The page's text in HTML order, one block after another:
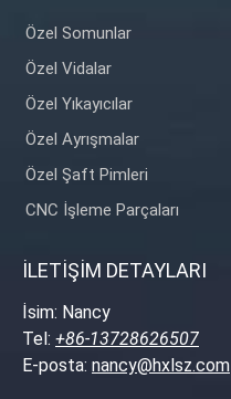
Özel Somunlar
Özel Vidalar
Özel Yıkayıcılar
Özel Ayrışmalar
Özel Şaft Pimleri
CNC İşleme Parçaları
İLETİŞİM DETAYLARI
İsim: Nancy
Tel: +86-13728626507
E-posta: nancy@hxlsz.com